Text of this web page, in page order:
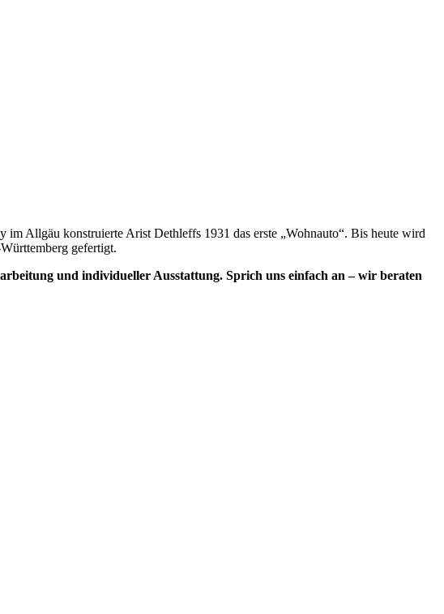
im Allgäu konstruierte Arist Dethleffs 1931 das erste „Wohnauto“. Bis heute wird
gefertigt.
und individueller Ausstattung. Sprich uns einfach an – wir beraten